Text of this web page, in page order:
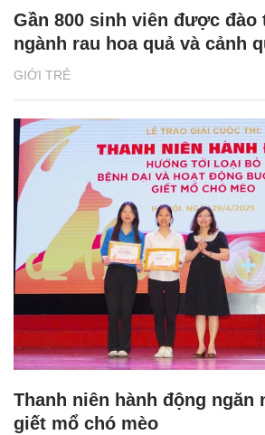
GIỚI TRẺ
Gần 800 sinh viên được đào
ngành rau hoa quả và cảnh
Thanh niên hành động ngăn
giết mổ chó mèo